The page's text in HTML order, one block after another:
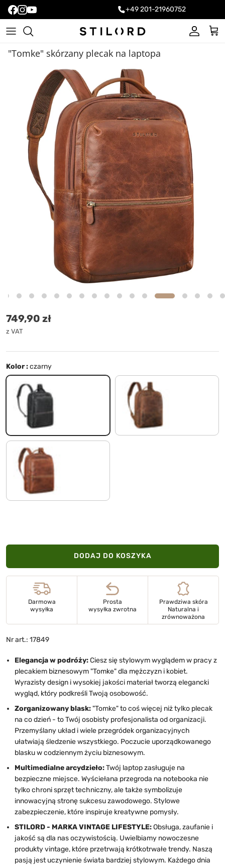
+49 201-21960752
Konto
"Tomke" skórzany plecak na laptopa
Cena standardowa
749,90 zł
z VAT
Kolor :czarny
czarny średni brąz
kara - koniak
DODAJ DO KOSZYKA
Darmowa
wysyłka
Prosta
wysyłka zwrotna
Prawdziwa skóra
Naturalna i
zrównoważona
Nr art.: 17849
Elegancja w podróży:Ciesz się stylowym wyglądem w pracy z
plecakiem biznesowym "Tomke" dla mężczyzn i kobiet.
Wyrazisty design i wysokiej jakości materiał tworzą elegancki
wygląd, który podkreśli Twoją osobowość.
Zorganizowany blask:"Tomke" to coś więcej niż tylko plecak
na co dzień - to Twój osobisty profesjonalista od organizacji.
Przemyślany układ i wiele przegródek organizacyjnych
ułatwiają śledzenie wszystkiego. Poczucie uporządkowanego
blasku w codziennym życiu biznesowym.
Multimedialne arcydzieło:Twój laptop zasługuje na
bezpieczne miejsce. Wyściełana przegroda na notebooka nie
tylko chroni sprzęt techniczny, ale także symbolizuje
innowacyjną stronę sukcesu zawodowego. Stylowe
zabezpieczenie, które inspiruje kreatywne pomysły.
STILORD - MARKA VINTAGE LIFESTYLE:Obsługa, zaufanie i
jakość są dla nas oczywistością. Uwielbiamy nowoczesne
produkty vintage, które przetrwają krótkotrwałe trendy. Naszą
pasją jest uczynienie świata bardziej stylowym. Każdego dnia